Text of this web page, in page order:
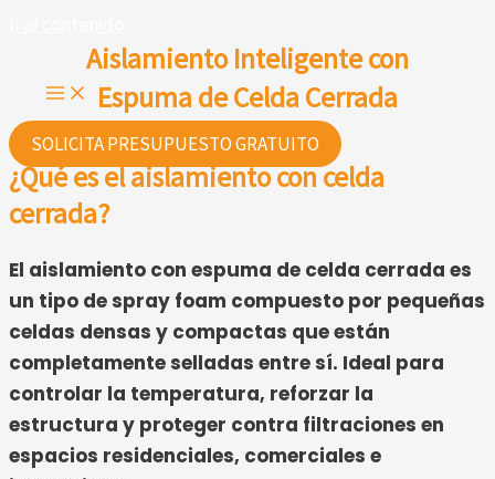
AislamientoInteligentecon
Espuma de Celda Cerrada
SOLICITA PRESUPUESTO GRATUITO
¿Quéeselaislamientoconcelda
cerrada?
El aislamiento con espuma de celda cerrada es
un tipo despray foam compuesto por pequeñas
celdas densas y compactas queestán
completamenteselladas entresí. Ideal para
controlar la temperatura, reforzar la
estructura y proteger contra filtraciones en
espacios residenciales, comerciales e